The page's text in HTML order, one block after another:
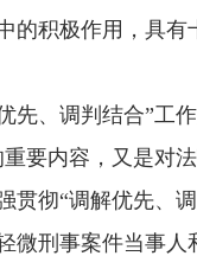
积极作用，具有
、调判结合”工
要内容，又是对
彻“调解优先、
刑事案件当事